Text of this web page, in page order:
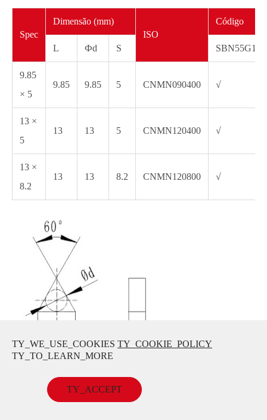
Spec
Dimensão (mm)
ISO
Código
L Фd S SBN55G1
9.85
× 5
9.85 9.85 5 CNMN090400 √
13 ×
5
13 13 5 CNMN120400 √
13 ×
8.2
13 13 8.2 CNMN120800 √
TY_WE_USE_COOKIES TY_COOKIE_POLICY
TY_TO_LEARN_MORE
TY_ACCEPT